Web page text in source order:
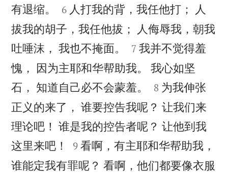
有退缩。


6 人打我的背，我任他打； 人
拔我的胡子，我任他拔； 人侮辱我，朝我
吐唾沫， 我也不掩面。


7 我并不觉得羞
愧， 因为主耶和华帮助我。 我心如坚
石， 知道自己必不会蒙羞。


8 为我伸张
正义的来了， 谁要控告我呢？ 让我们来
理论吧！ 谁是我的控告者呢？ 让他到我
这里来吧！


9 看啊，有主耶和华帮助我，
谁能定我有罪呢？ 看啊，他们都要像衣服